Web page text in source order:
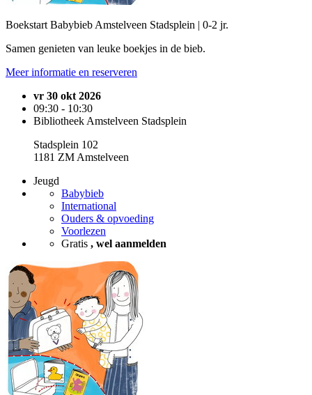
Boekstart Babybieb Amstelveen Stadsplein | 0-2 jr.
Samen genieten van leuke boekjes in de bieb.
Meer informatie en reserveren
vr 30 okt 2026
09:30 - 10:30
Bibliotheek Amstelveen Stadsplein
Stadsplein 102
1181 ZM Amstelveen
Jeugd
Babybieb
International
Ouders & opvoeding
Voorlezen
Gratis , wel aanmelden